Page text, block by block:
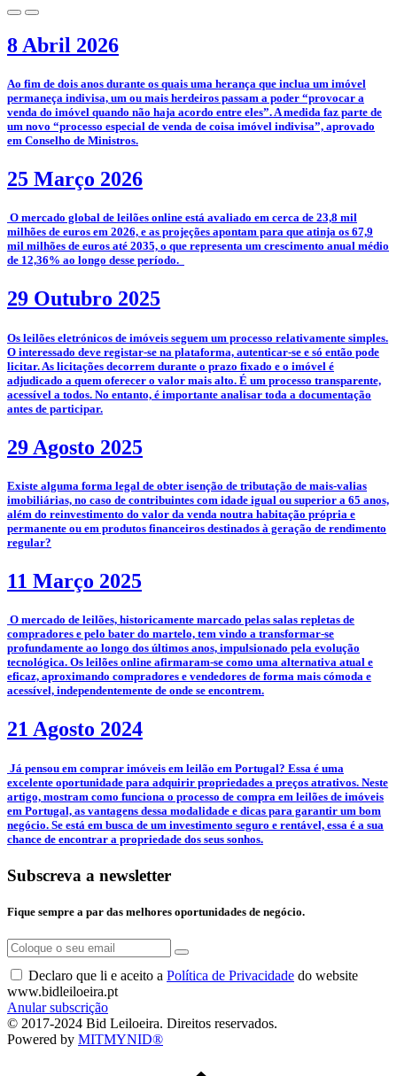
8 Abril 2026
­Ao fim de dois anos durante os quais uma herança que inclua um imóvel
permaneça indivisa, um ou mais herdeiros passam a poder “provocar a
venda do imóvel quando não haja acordo entre eles”. A medida faz parte de
um novo “processo especial de venda de coisa imóvel indivisa”, aprovado
em Conselho de Ministros.
25 Março 2026
­­ O mercado global de leilões online está avaliado em cerca de 23,8 mil
milhões de euros em 2026, e as projeções apontam para que atinja os 67,9
mil milhões de euros até 2035, o que representa um crescimento anual médio
de 12,36% ao longo desse período.
29 Outubro 2025
­­Os leilões eletrónicos de imóveis seguem um processo relativamente simples.
O interessado deve registar-se na plataforma, autenticar-se e só então pode
licitar. As licitações decorrem durante o prazo fixado e o imóvel é
adjudicado a quem oferecer o valor mais alto. É um processo transparente,
acessível a todos. No entanto, é importante analisar toda a documentação
antes de participar.
29 Agosto 2025
­Existe alguma forma legal de obter isenção de tributação de mais-valias
imobiliárias, no caso de contribuintes com idade igual ou superior a 65 anos,
além do reinvestimento do valor da venda noutra habitação própria e
permanente ou em produtos financeiros destinados à geração de rendimento
regular?
11 Março 2025
­­­­ O mercado de leilões, historicamente marcado pelas salas repletas de
compradores e pelo bater do martelo, tem vindo a transformar-se
profundamente ao longo dos últimos anos, impulsionado pela evolução
tecnológica. Os leilões online afirmaram-se como uma alternativa atual e
eficaz, aproximando compradores e vendedores de forma mais cómoda e
acessível, independentemente de onde se encontrem.
21 Agosto 2024
­ Já pensou em comprar imóveis em leilão em Portugal? Essa é uma
excelente oportunidade para adquirir propriedades a preços atrativos. Neste
artigo, mostram como funciona o processo de compra em leilões de imóveis
em Portugal, as vantagens dessa modalidade e dicas para garantir um bom
negócio. Se está em busca de um investimento seguro e rentável, essa é a sua
chance de encontrar a propriedade dos seus sonhos.
Subscreva a newsletter
Fique sempre a par das melhores oportunidades de negócio.
Declaro que li e aceito a Política de Privacidade do website
www.bidleiloeira.pt
Anular subscrição
© 2017-2024 Bid Leiloeira. Direitos reservados.
Powered by MITMYNID®